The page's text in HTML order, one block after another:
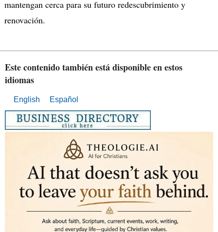
mantengan cerca para su futuro redescubrimiento y
renovación.
Este contenido también está disponible en estos
idiomas
English Español